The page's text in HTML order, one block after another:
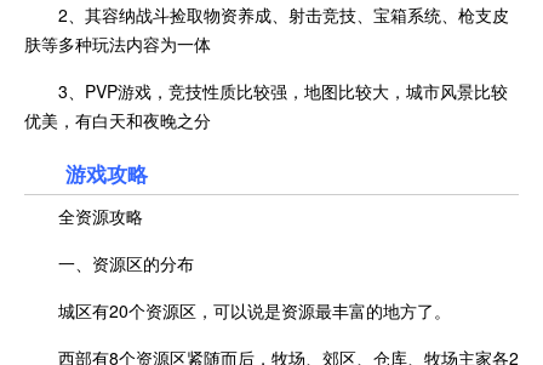
2、其容纳战斗捡取物资养成、射击竞技、宝箱系统、枪支皮
肤等多种玩法内容为一体
3、PVP游戏，竞技性质比较强，地图比较大，城市风景比较
优美，有白天和夜晚之分
游戏攻略
全资源攻略
一、资源区的分布
城区有20个资源区，可以说是资源最丰富的地方了。
西部有8个资源区紧随而后，牧场、郊区、仓库、牧场主家各2